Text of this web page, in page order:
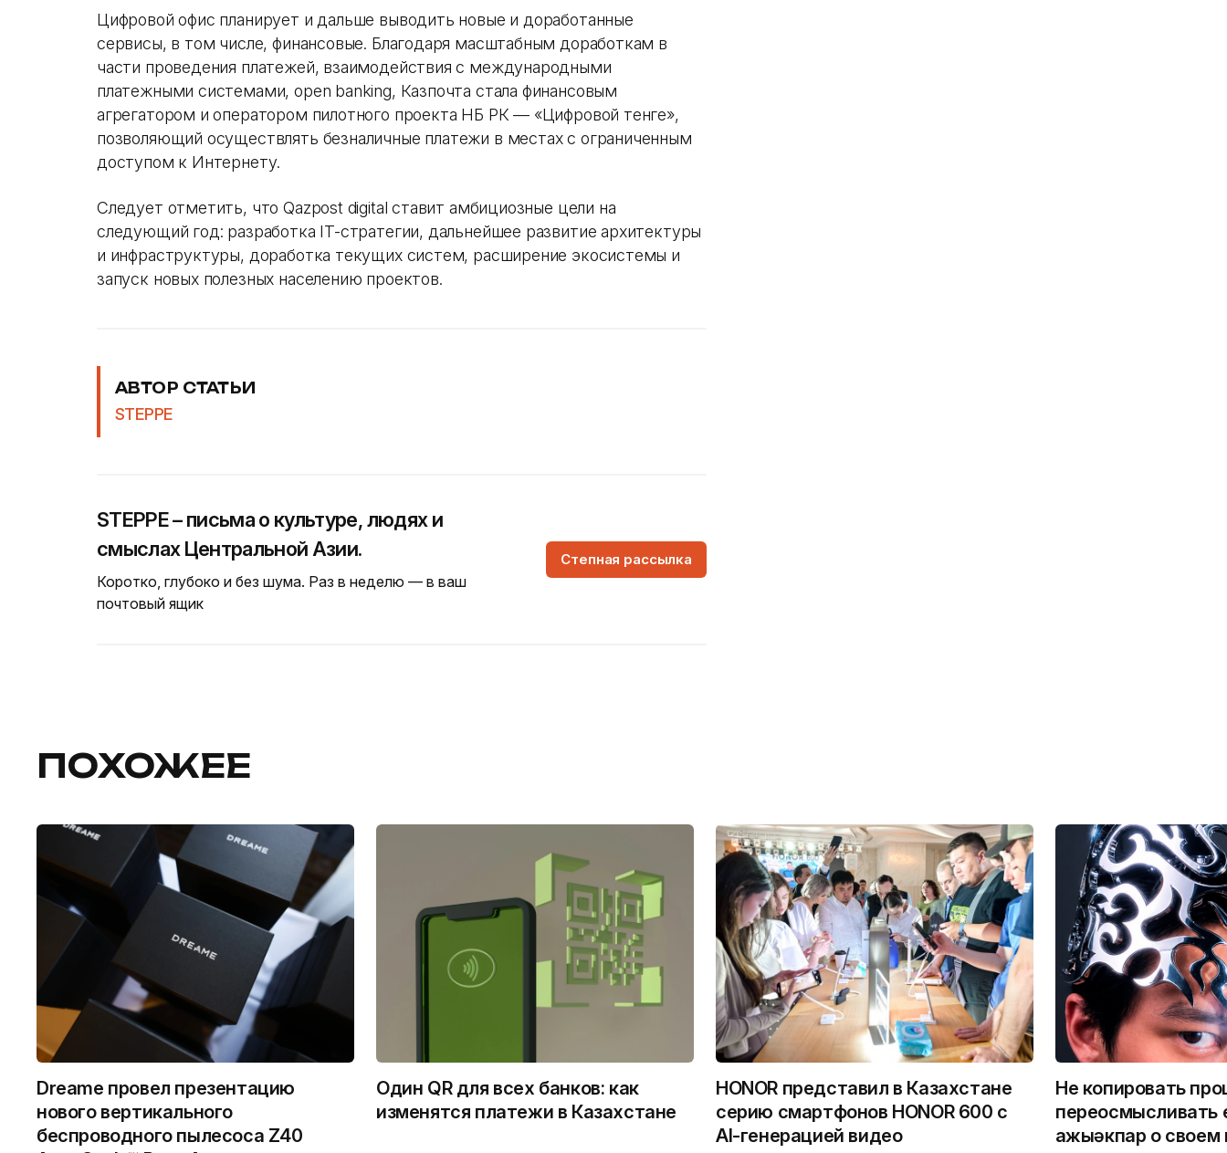
Цифровой офис планирует и дальше выводить новые и доработанные
сервисы, в том числе, финансовые. Благодаря масштабным доработкам в
части проведения платежей, взаимодействия с международными
платежными системами, open banking, Казпочта стала финансовым
агрегатором и оператором пилотного проекта НБ РК — «Цифровой тенге»,
позволяющий осуществлять безналичные платежи в местах с ограниченным
доступом к Интернету.
Следует отметить, что Qazpost digital ставит амбициозные цели на
следующий год: разработка IT-стратегии, дальнейшее развитие архитектуры
и инфраструктуры, доработка текущих систем, расширение экосистемы и
запуск новых полезных населению проектов.
АВТОР СТАТЬИ
STEPPE
STEPPE – письма о культуре, людях и
смыслах Центральной Азии.
Коротко, глубоко и без шума. Раз в неделю — в ваш
почтовый ящик
Степная рассылка
ПОХОЖЕЕ
Dreame провел презентацию
нового вертикального
беспроводного пылесоса Z40
Один QR для всех банков: как
изменятся платежи в Казахстане
HONOR представил в Казахстане
серию смартфонов HONOR 600 с
AI-генерацией видео
Не копировать
переосмысливать
Қажыәкпар о своем